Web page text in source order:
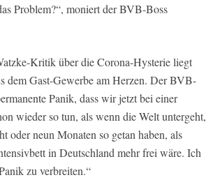
Problem?“, moniert der BVB-Boss
Kritik über die Corona-Hysterie liegt
dem Gast-Gewerbe am Herzen. Der BVB-
Panik, dass wir jetzt bei einer
wieder so tun, als wenn die Welt untergeht,
oder neun Monaten so getan haben, als
in Deutschland mehr frei wäre. Ich
zu verbreiten.“